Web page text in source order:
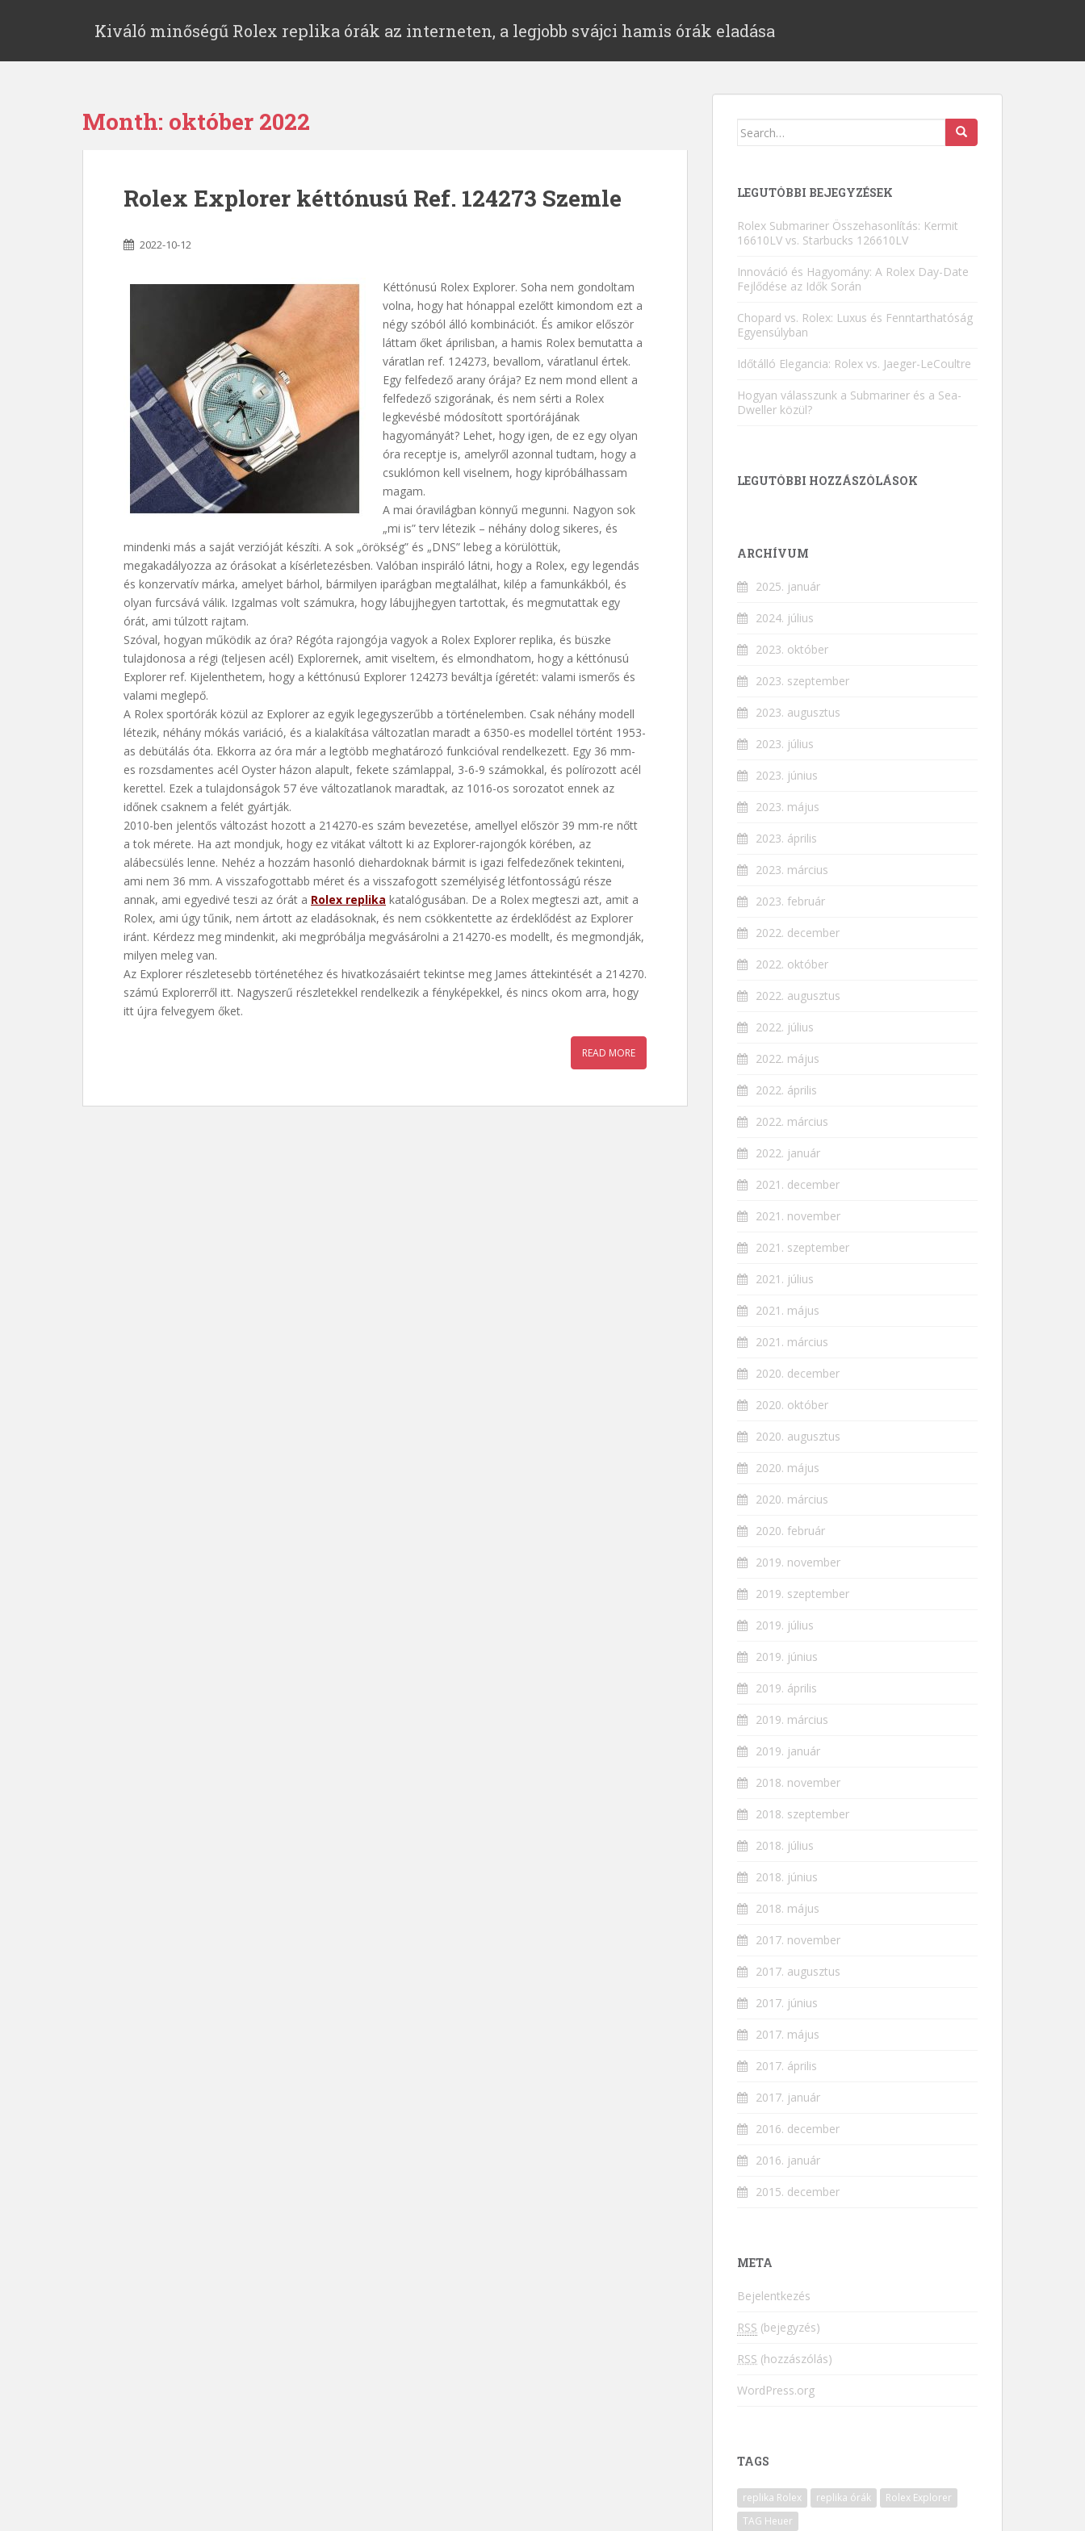
Kiváló minőségű Rolex ‎replika órák az interneten, a legjobb svájci hamis órák eladása
Month: október 2022
Rolex Explorer kéttónusú Ref. 124273 Szemle
2022-10-12
Kéttónusú Rolex Explorer. Soha nem gondoltam
volna, hogy hat hónappal ezelőtt kimondom ezt a
négy szóból álló kombinációt. És amikor először
láttam őket áprilisban, a hamis Rolex bemutatta a
váratlan ref. 124273, bevallom, váratlanul értek.
Egy felfedező arany órája? Ez nem mond ellent a
felfedező szigorának, és nem sérti a Rolex
legkevésbé módosított sportórájának
hagyományát? Lehet, hogy igen, de ez egy olyan
óra receptje is, amelyről azonnal tudtam, hogy a
csuklómon kell viselnem, hogy kipróbálhassam
magam.
A mai óravilágban könnyű megunni. Nagyon sok
„mi is” terv létezik – néhány dolog sikeres, és
mindenki más a saját verzióját készíti. A sok „örökség” és „DNS” lebeg a körülöttük,
megakadályozza az órásokat a kísérletezésben. Valóban inspiráló látni, hogy a Rolex, egy legendás
és konzervatív márka, amelyet bárhol, bármilyen iparágban megtalálhat, kilép a famunkákból, és
olyan furcsává válik. Izgalmas volt számukra, hogy lábujjhegyen tartottak, és megmutattak egy
órát, ami túlzott rajtam.
Szóval, hogyan működik az óra? Régóta rajongója vagyok a Rolex Explorer replika, és büszke
tulajdonosa a régi (teljesen acél) Explorernek, amit viseltem, és elmondhatom, hogy a kéttónusú
Explorer ref. Kijelenthetem, hogy a kéttónusú Explorer 124273 beváltja ígéretét: valami ismerős és
valami meglepő.
A Rolex sportórák közül az Explorer az egyik legegyszerűbb a történelemben. Csak néhány modell
létezik, néhány mókás variáció, és a kialakítása változatlan maradt a 6350-es modellel történt 1953-
as debütálás óta. Ekkorra az óra már a legtöbb meghatározó funkcióval rendelkezett. Egy 36 mm-
es rozsdamentes acél Oyster házon alapult, fekete számlappal, 3-6-9 számokkal, és polírozott acél
kerettel. Ezek a tulajdonságok 57 éve változatlanok maradtak, az 1016-os sorozatot ennek az
időnek csaknem a felét gyártják.
2010-ben jelentős változást hozott a 214270-es szám bevezetése, amellyel először 39 mm-re nőtt
a tok mérete. Ha azt mondjuk, hogy ez vitákat váltott ki az Explorer-rajongók körében, az
alábecsülés lenne. Nehéz a hozzám hasonló diehardoknak bármit is igazi felfedezőnek tekinteni,
ami nem 36 mm. A visszafogottabb méret és a visszafogott személyiség létfontosságú része
annak, ami egyedivé teszi az órát a Rolex replika katalógusában. De a Rolex megteszi azt, amit a
Rolex, ami úgy tűnik, nem ártott az eladásoknak, és nem csökkentette az érdeklődést az Explorer
iránt. Kérdezz meg mindenkit, aki megpróbálja megvásárolni a 214270-es modellt, és megmondják,
milyen meleg van.
Az Explorer részletesebb történetéhez és hivatkozásaiért tekintse meg James áttekintését a 214270.
számú Explorerről itt. Nagyszerű részletekkel rendelkezik a fényképekkel, és nincs okom arra, hogy
itt újra felvegyem őket.
READ MORE
Search for:
LEGUTÓBBI BEJEGYZÉSEK
Rolex Submariner Összehasonlítás: Kermit
16610LV vs. Starbucks 126610LV
Innováció és Hagyomány: A Rolex Day-Date
Fejlődése az Idők Során
Chopard vs. Rolex: Luxus és Fenntarthatóság
Egyensúlyban
Időtálló Elegancia: Rolex vs. Jaeger-LeCoultre
Hogyan válasszunk a Submariner és a Sea-
Dweller közül?
LEGUTÓBBI HOZZÁSZÓLÁSOK
ARCHÍVUM
2025. január
2024. július
2023. október
2023. szeptember
2023. augusztus
2023. július
2023. június
2023. május
2023. április
2023. március
2023. február
2022. december
2022. október
2022. augusztus
2022. július
2022. május
2022. április
2022. március
2022. január
2021. december
2021. november
2021. szeptember
2021. július
2021. május
2021. március
2020. december
2020. október
2020. augusztus
2020. május
2020. március
2020. február
2019. november
2019. szeptember
2019. július
2019. június
2019. április
2019. március
2019. január
2018. november
2018. szeptember
2018. július
2018. június
2018. május
2017. november
2017. augusztus
2017. június
2017. május
2017. április
2017. január
2016. december
2016. január
2015. december
META
Bejelentkezés
RSS (bejegyzés)
RSS (hozzászólás)
WordPress.org
TAGS
replika Rolex replika órák
Rolex Explorer
TAG Heuer